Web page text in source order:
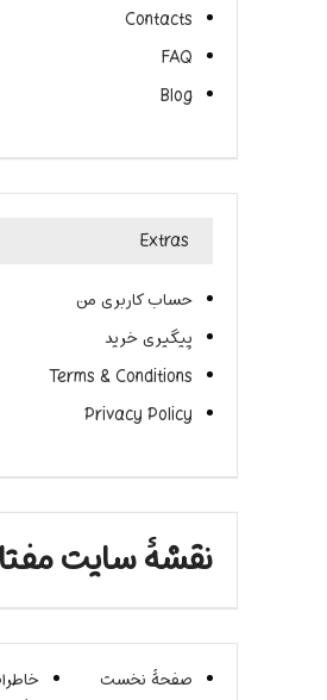
Contacts
FAQ
Blog
Extras
حساب کاربری من
پیگیری خرید
Terms & Conditions
Privacy Policy
نقشۀ سایت
صفحۀ نخست